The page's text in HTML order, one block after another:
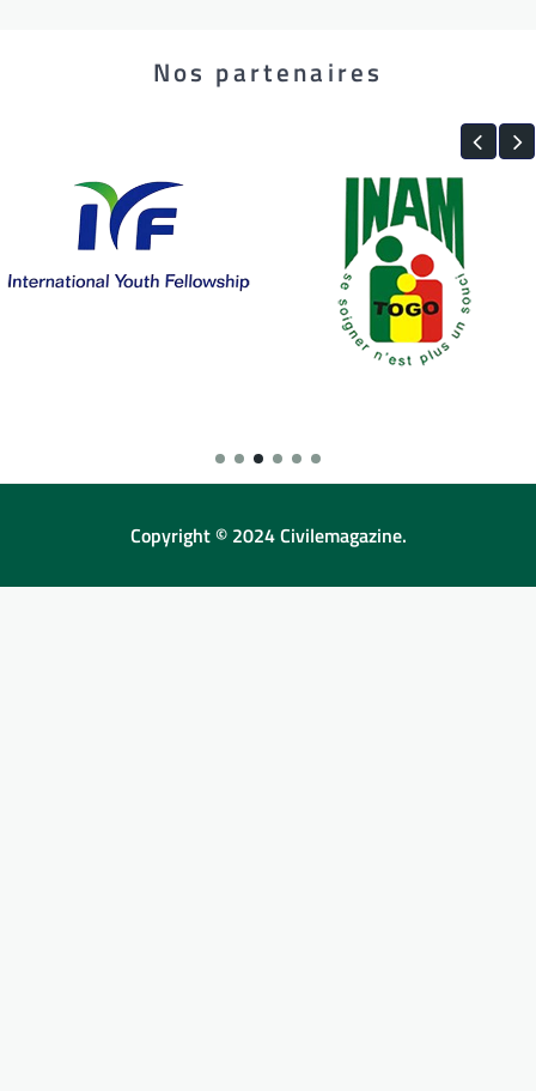
Nos partenaires
Copyright © 2024 Civilemagazine.